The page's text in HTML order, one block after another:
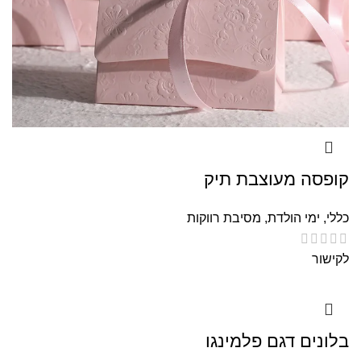
קופסה מעוצבת תיק
כללי, ימי הולדת, מסיבת רווקות
לקישור
בלונים דגם פלמינגו